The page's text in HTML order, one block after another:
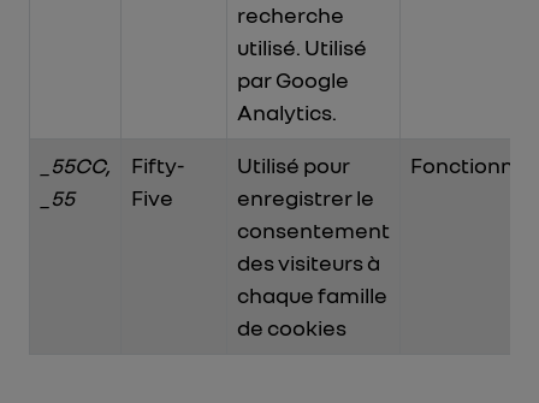
recherche
utilisé. Utilisé
par Google
Analytics.
_55CC,
_55
Fifty-
Five
Utilisé pour
enregistrer le
consentement
des visiteurs à
chaque famille
de cookies
Fonctionnel